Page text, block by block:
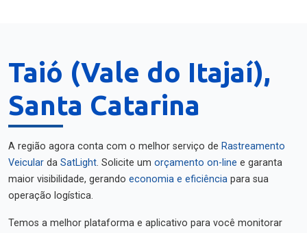
Taió (Vale do Itajaí),
Santa Catarina
A região agora conta com o melhor serviço de Rastreamento
Veicular da SatLight. Solicite um orçamento on-line e garanta
maior visibilidade, gerando economia e eficiência para sua
operação logística.
Temos a melhor plataforma e aplicativo para você monitorar